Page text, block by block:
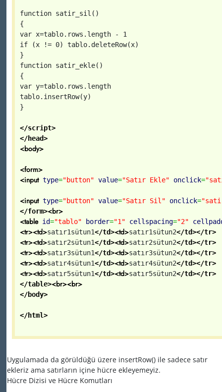
function satir_sil()
{
var x=tablo.rows.length - 1
if (x != 0) tablo.deleteRow(x)
}
function satir_ekle()
{
var y=tablo.rows.length
tablo.insertRow(y)
}
</script>
</head>
<body>
<form>
<input type="button" value="Satır Ekle" onclick=
<input type="button" value="Satır Sil" onclick=
</form><br>
<table id="tablo" border="1" cellspacing="2"
<tr><td>satır1sütun1</td><td>satır1sütun2</td></tr>
<tr><td>satır2sütun1</td><td>satır2sütun2</td></tr>
<tr><td>satır3sütun1</td><td>satır3sütun2</td></tr>
<tr><td>satır4sütun1</td><td>satır4sütun2</td></tr>
<tr><td>satır5sütun1</td><td>satır5sütun2</td></tr>
</table><br><br>
</body>
</html>
Uygulamada da görüldüğü üzere insertRow() ile sadece satır
ekleriz ama satırların içine hücre ekleyemeyiz.
Hücre Dizisi ve Hücre Komutları